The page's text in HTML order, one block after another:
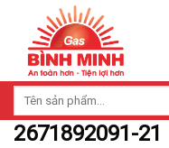
content
2671892091-21